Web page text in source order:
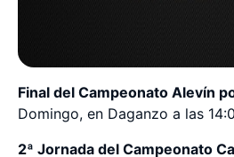
Final del Campeonato Alevín
Domingo, en Daganzo a las
2ª Jornada del Campeonato